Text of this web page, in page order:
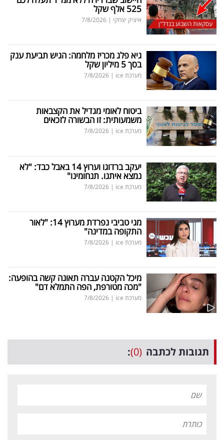
עסקאות השבוע בנדל"ן
525 אלף שקל
איציק יצחקי |
7/8/2026
גיא פלג מכריז מלחמה: הגיש תביעת ענק
בסך 5 מיליון שקל
מערכת ice |
7/8/2026
ביטוח לאומי מגדיל את הקצבאות
משמעותית: זו הבשורה לזכאים
מערכת ice |
7/8/2026
יעקב ברדוגו וערוץ 14 באבל כבד: "לא
נמצא איתנו. תנחומינו"
מערכת ice |
7/8/2026
מגי טביבי נפרדת מערוץ 14: "לאור
התקופה במדינה"
מערכת ice |
7/8/2026
מיכל הקטנה עברה תאונה קשה בהופעה:
"מכה מטורפת, הפה התמלא דם"
מערכת ice |
7/8/2026
תגובות לכתבה (0)
: